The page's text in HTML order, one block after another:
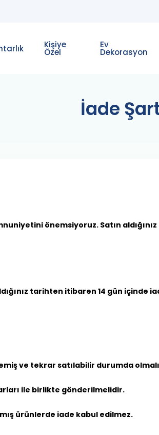
Kişiye
Özel
Ev
Dekorasyon
İade
önemsiyoruz. Satın
tarihten itibaren 14 gün içinde
ve tekrar satılabilir durumda
ile birlikte gönderilmelidir.
ürünlerde iade kabul edilmez.